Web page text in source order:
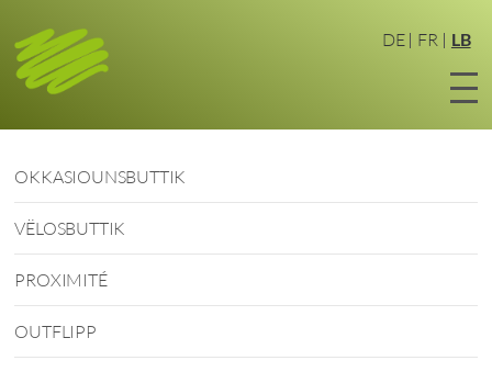
DE FR LB
OKKASIOUNSBUTTIK
VËLOSBUTTIK
PROXIMITÉ
OUTFLIPP